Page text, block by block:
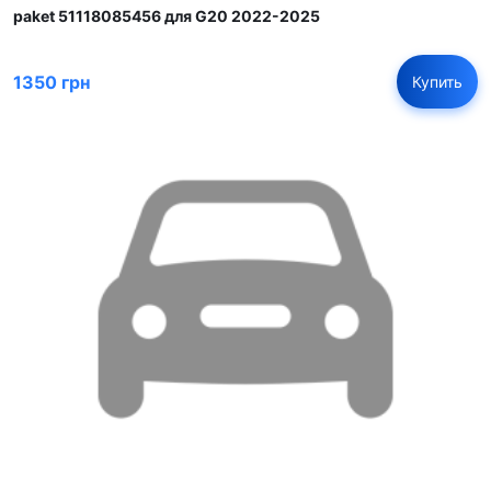
paket 51118085456 для G20 2022-2025
1350 грн Купить